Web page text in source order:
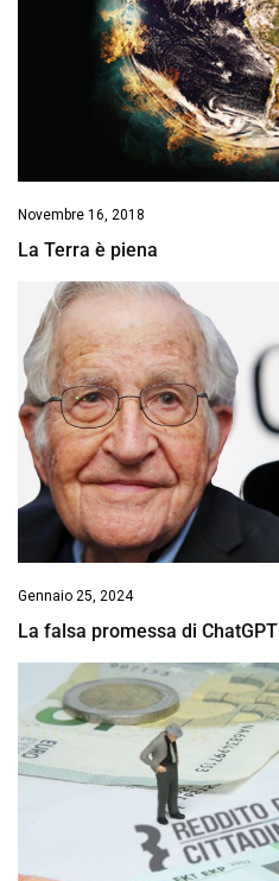
Novembre 16, 2018
La Terra è piena
Gennaio 25, 2024
La falsa promessa di ChatGPT